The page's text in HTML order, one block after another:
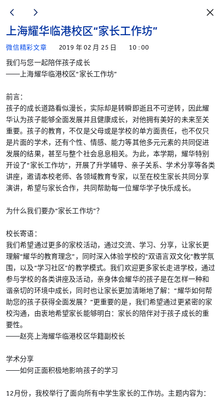
上海耀华临港校区“家长工作坊”
微信精彩文章 2019 年 02 月 25 日 10 : 00
我们与您一起陪伴孩子成长
——上海耀华临港校区“家长工作坊”
前言：
孩子的成长道路看似漫长，实际却是转瞬即逝且不可逆转，因此耀
华认为孩子能够全面发展并且健康成长，对他拥有美好的未来至关
重要。孩子的教育，不仅是父母或是学校的单方面责任，也不仅只
是片面的学术，还有个性、情感、能力等其他多元元素的共同促进
发展的结果，甚至与整个社会息息相关。为此，本学期，耀华特别
开设了“家长工作坊”，开展了升学辅导、亲子关系、学术分享等各类
讲座，邀请本校老师、各领域教育专家，以至在校生家长共同分享
演讲，希望与家长合作，共同帮助每一位耀华学子快乐成长。
为什么我们要办“家长工作坊”？
校长寄语：
我们希望通过更多的家校活动，通过交流、学习、分享，让家长更
理解“耀华的教育理念”，同时深入体验学校的“双语言双文化”教学氛
围，以及“学习社区”的教学模式。我们欢迎更多家长走进学校，通过
参与学校的各类讲座及活动，亲身体会耀华的孩子是在怎样一种和
谐亲切的环境中成长，同时也让家长更加清晰地了解：“耀华如何帮
助您的孩子获得全面发展？”更重要的是，我们希望通过更紧密的家
校沟通，由衷地希望家长能够明白：家长的陪伴对于孩子成长的重
要性。
——赵亮上海耀华临港校区华籍副校长
学术分享
——如何正面积极地影响孩子的学习
12月份，我校举行了面向所有中学生家长的工作坊。主题内容为：